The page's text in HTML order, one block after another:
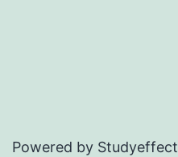
Powered by Studyeffect